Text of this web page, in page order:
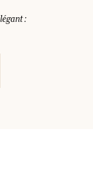
: